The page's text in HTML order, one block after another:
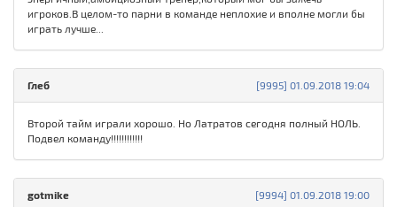
игроков.В целом-то парни в команде неплохие и вполне могли бы
играть лучше...
[9995] 01.09.2018 19:04
Глеб
Второй тайм играли хорошо. Но Латратов сегодня полный НОЛЬ.
Подвел команду!!!!!!!!!!!!
[9994] 01.09.2018 19:00
gotmike